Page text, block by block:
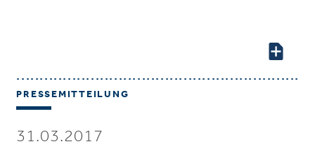
PRESSEMITTEILUNG
31.03.2017